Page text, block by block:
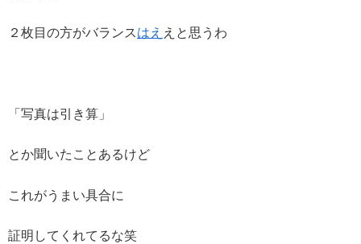
２枚目の方がバランスはえ えと思うわ
「写真は引き算」
とか聞いたことあるけど
これがうまい具合に
証明してくれてるな笑